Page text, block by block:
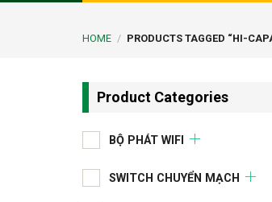
HOME / PRODUCTS TAGGED “HI-
Product Categories
BỘ PHÁT WIFI
SWITCH CHUYỂN MẠCH